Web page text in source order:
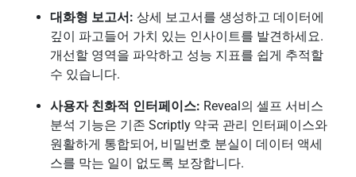
대화형 보고서: 상세 보고서를 생성하고 데이터에
깊이 파고들어 가치 있는 인사이트를 발견하세요.
개선할 영역을 파악하고 성능 지표를 쉽게 추적할
수 있습니다.
사용자 친화적 인터페이스: Reveal의 셀프 서비스
분석 기능은 기존 Scriptly 약국 관리 인터페이스와
원활하게 통합되어, 비밀번호 분실이 데이터 액세
스를 막는 일이 없도록 보장합니다.